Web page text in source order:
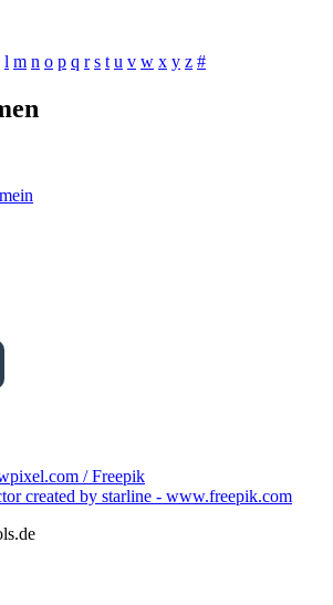
l m n o p q r s t u v w x y z #
/ Freepik
created by starline - www.freepik.com